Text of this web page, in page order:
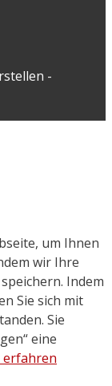
-
um Ihnen
wir Ihre
Indem
Sie sich mit
Sie
eine
erfahren